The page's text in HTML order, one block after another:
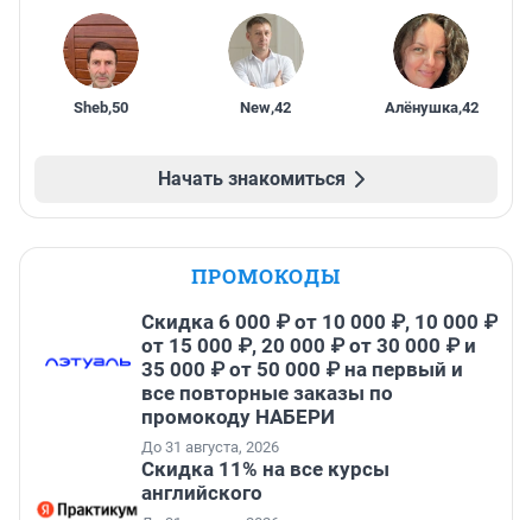
Sheb,50 New,42 Алёнушка,42
Начать знакомиться
ПРОМОКОДЫ
Скидка 6 000 ₽ от 10 000 ₽, 10 000 ₽
от 15 000 ₽, 20 000 ₽ от 30 000 ₽ и
35 000 ₽ от 50 000 ₽ на первый и
все повторные заказы по
промокоду НАБЕРИ
До 31 августа, 2026
Скидка 11% на все курсы
английского